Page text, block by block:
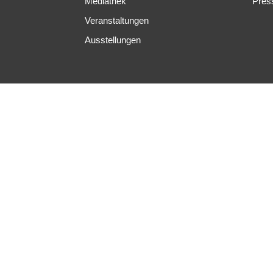
Veranstaltungen
Ausstellungen